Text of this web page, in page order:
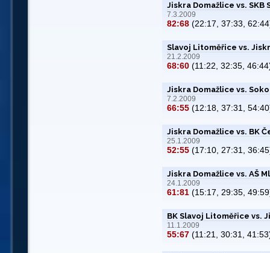
Jiskra Domažlice vs. SKB
7.3.2009
82:68 (22:17, 37:33,
Slavoj Litoměřice vs.
21.2.2009
68:60 (11:22, 32:35,
Jiskra Domažlice vs.
7.2.2009
66:55 (12:18, 37:31,
Jiskra Domažlice vs. BK
25.1.2009
52:55 (17:10, 27:31,
Jiskra Domažlice vs. AŠ
24.1.2009
61:81 (15:17, 29:35,
BK Slavoj Litoměřice vs.
11.1.2009
55:67 (11:21, 30:31,